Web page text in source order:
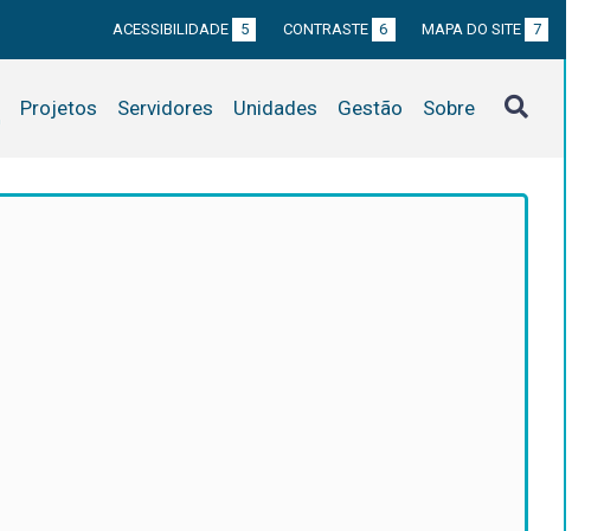
ACESSIBILIDADE 5 CONTRASTE 6 MAPA DO SITE 7
Projetos Servidores Unidades Gestão Sobre